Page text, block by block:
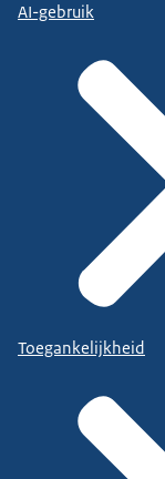
AI-gebruik
Toegankelijkheid